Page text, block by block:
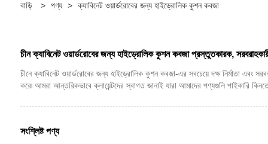
বাড়ি > পণ্য > ক্যাবিনেট ওয়ার্ডরোবের জন্য হাইড্রোলিক কুশন কবজা
চীন ক্যাবিনেট ওয়ার্ডরোবের জন্য হাইড্রোলিক কুশন কবজা প্রস্তুতকারক,
চীনে ক্যাবিনেট ওয়ার্ডরোবের জন্য হাইড্রোলিক কুশন কবজা-এর সবচেয়ে দক্ষ নির্মাতা
করে৷ আমরা আন্তরিকভাবে ক্লায়েন্টদের স্বাগত জানাই যারা আমাদের পণ্যগুলি পাইকারি
সংশ্লিষ্ট পণ্য